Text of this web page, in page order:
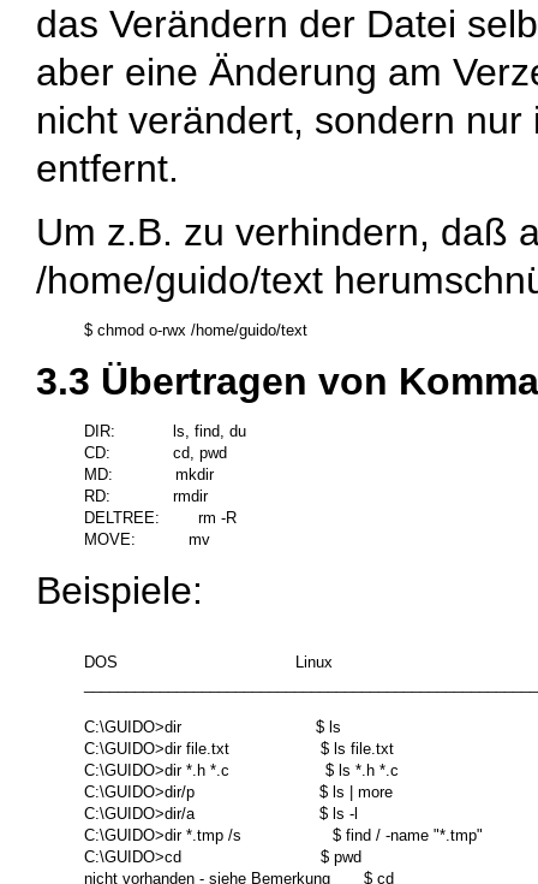
das Verändern der Datei
aber eine Änderung am
nicht verändert, sondern
entfernt.
Um z.B. zu verhindern, daß
/home/guido/text
3.3 Übertragen von
DIR:            ls, find, du
CD:             cd, pwd
MD:             mkdir
RD:             rmdir
DELTREE:        rm -R
Beispiele:
DOS                                     Linux
C:\GUIDO>dir                            $ ls
C:\GUIDO>dir file.txt                   $ ls file.txt
C:\GUIDO>dir *.h *.c                    $ ls *.h *.c
C:\GUIDO>dir/p                          $ ls | more
C:\GUIDO>dir/a                          $ ls -l
C:\GUIDO>dir *.tmp /s                   $ find / -name "*.tmp"
C:\GUIDO>cd                             $ pwd
nicht vorhanden - siehe Bemerkung       $ cd